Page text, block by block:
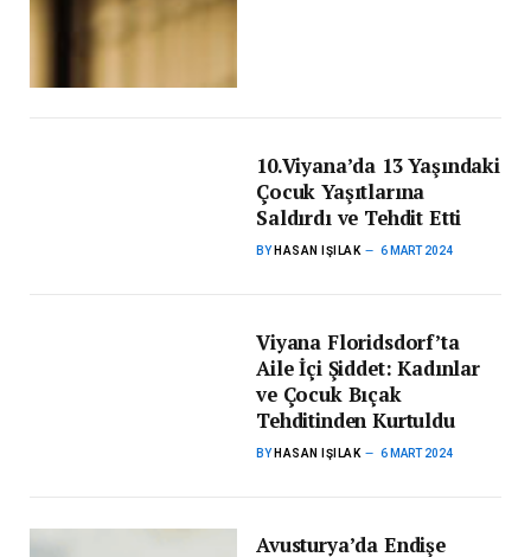
10.Viyana’da 13 Yaşındaki
Çocuk Yaşıtlarına
Saldırdı ve Tehdit Etti
BY HASAN IŞILAK 6 MART 2024
Viyana Floridsdorf’ta
Aile İçi Şiddet: Kadınlar
ve Çocuk Bıçak
Tehditinden Kurtuldu
BY HASAN IŞILAK 6 MART 2024
Avusturya’da Endişe